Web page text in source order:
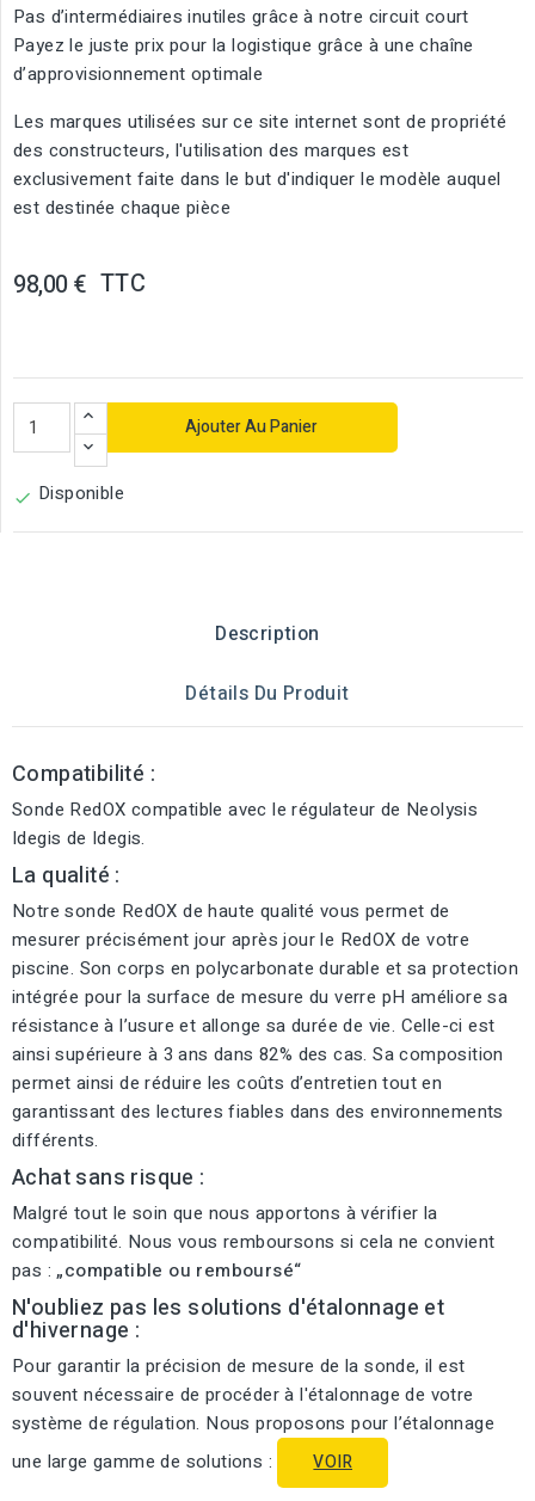
Pas d’intermédiaires inutiles grâce à notre circuit court
Payez le juste prix pour la logistique grâce à une chaîne
d’approvisionnement optimale
Les marques utilisées sur ce site internet sont de propriété
des constructeurs, l'utilisation des marques est
exclusivement faite dans le but d'indiquer le modèle auquel
est destinée chaque pièce
98,00 € TTC
Ajouter Au Panier
 Disponible
Description
Détails Du Produit
Compatibilité :
Sonde RedOX compatible avec le régulateur de Neolysis
Idegis de Idegis.
La qualité :
Notre sonde RedOX de haute qualité vous permet de
mesurer précisément jour après jour le RedOX de votre
piscine. Son corps en polycarbonate durable et sa protection
intégrée pour la surface de mesure du verre pH améliore sa
résistance à l’usure et allonge sa durée de vie. Celle-ci est
ainsi supérieure à 3 ans dans 82% des cas. Sa composition
permet ainsi de réduire les coûts d’entretien tout en
garantissant des lectures fiables dans des environnements
différents.
Achat sans risque :
Malgré tout le soin que nous apportons à vérifier la
compatibilité. Nous vous remboursons si cela ne convient
pas :„compatible ou remboursé“
N'oubliez pas les solutions d'étalonnage et
d'hivernage :
Pour garantir la précision de mesure de la sonde, il est
souvent nécessaire de procéder à l'étalonnage de votre
système de régulation. Nous proposons pour l’étalonnage
une large gamme de solutions :
VOIR